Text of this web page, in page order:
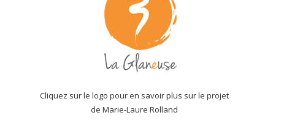
Cliquez sur le logo pour en savoir plus sur le projet
de Marie-Laure Rolland